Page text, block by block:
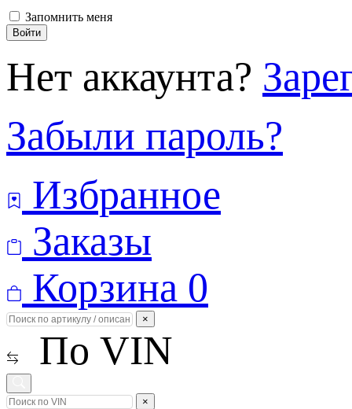
Запомнить меня
Войти
Нет аккаунта?
Забыли пароль?
Избранное
Заказы
Корзина 0
×
По VIN
×